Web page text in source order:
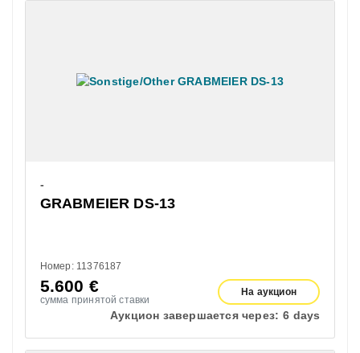
-
GRABMEIER DS-13
Номер: 11376187
5.600 €
сумма принятой ставки
На аукцион
Аукцион завершается через: 6 days